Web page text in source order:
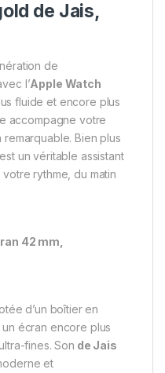
de Jais,
de
l’Apple Watch
fluide et encore plus
accompagne votre
Bien plus
un véritable assistant
rythme, du matin
42 mm,
d’un boîtier en
un écran encore plus
fines. Son de Jais
et